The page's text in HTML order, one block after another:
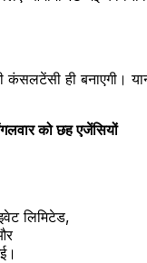
भी कंसलटेंसी ही
को छह एजेंसियों
लिमिटेड,